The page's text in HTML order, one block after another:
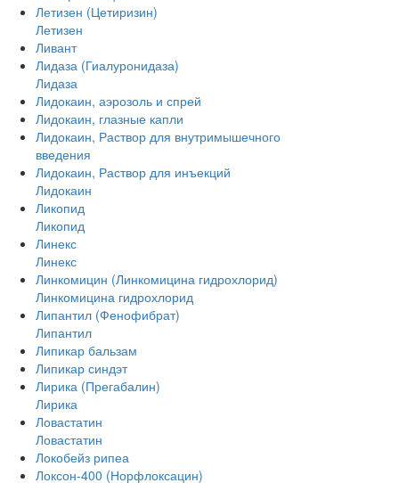
Летизен (Цетиризин)
Летизен
Ливант
Лидаза (Гиалуронидаза)
Лидаза
Лидокаин, аэрозоль и спрей
Лидокаин, глазные капли
Лидокаин, Раствор для внутримышечного
введения
Лидокаин, Раствор для инъекций
Лидокаин
Ликопид
Ликопид
Линекс
Линекс
Линкомицин (Линкомицина гидрохлорид)
Линкомицина гидрохлорид
Липантил (Фенофибрат)
Липантил
Липикар бальзам
Липикар синдэт
Лирика (Прегабалин)
Лирика
Ловастатин
Ловастатин
Локобейз рипеа
Локсон-400 (Норфлоксацин)